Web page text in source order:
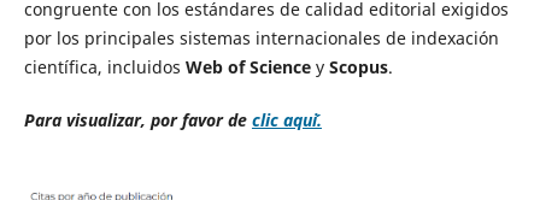
congruente con los estándares de calidad editorial exigidos
por los principales sistemas internacionales de indexación
científica, incluidos Web of Sciencey Scopus.
Para visualizar, por favor de clic aqu´i.